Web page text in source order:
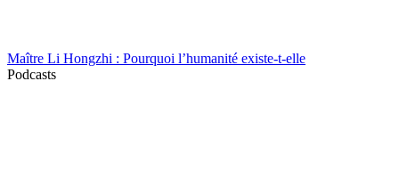
Maître Li Hongzhi : Pourquoi l’humanité existe-t-elle
Podcasts